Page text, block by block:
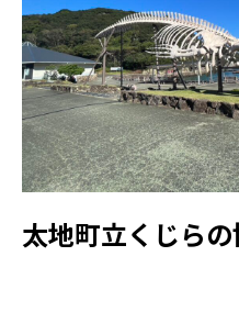
太地町立くじら